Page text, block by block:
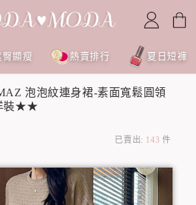
臀顯瘦 熱賣排行 夏日短褲
泡泡紋連身裙-素面寬鬆圓領
裝★★
已賣出: 143 件